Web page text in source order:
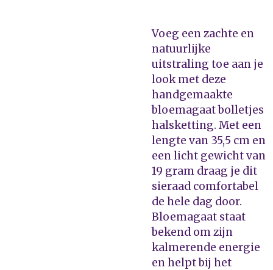
Voeg een zachte en
natuurlijke
uitstraling toe aan je
look met deze
handgemaakte
bloemagaat bolletjes
halsketting. Met een
lengte van 35,5 cm en
een licht gewicht van
19 gram draag je dit
sieraad comfortabel
de hele dag door.
Bloemagaat staat
bekend om zijn
kalmerende energie
en helpt bij het